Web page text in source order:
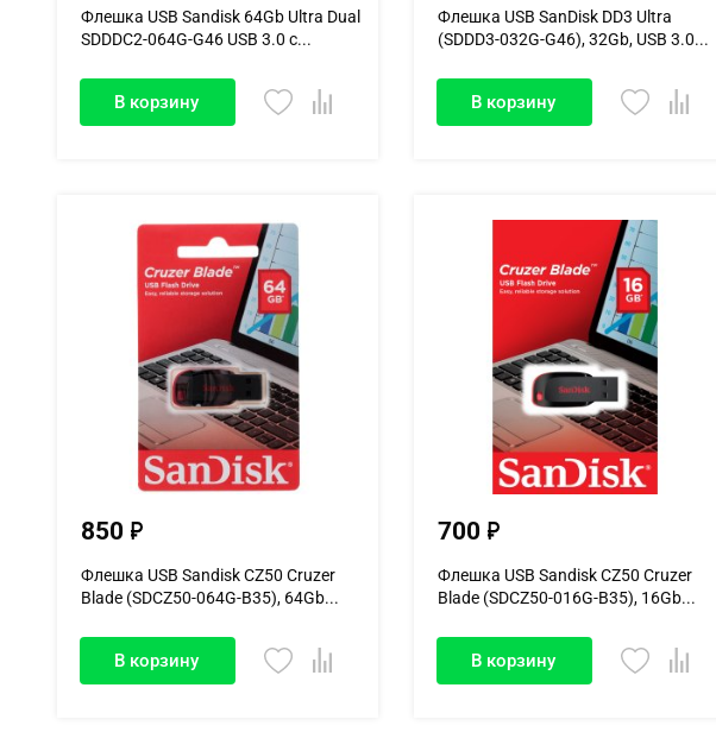
Флешка USB Sandisk 64Gb Ultra Dual
SDDDC2-064G-G46 USB 3.0 с...
В корзину
Флешка USB SanDisk DD3 Ultra
(SDDD3-032G-G46), 32Gb, USB 3.0...
В корзину
850
Флешка USB Sandisk CZ50 Cruzer
Blade (SDCZ50-064G-B35), 64Gb...
В корзину
700
Флешка USB Sandisk CZ50 Cruzer
Blade (SDCZ50-016G-B35), 16Gb...
В корзину